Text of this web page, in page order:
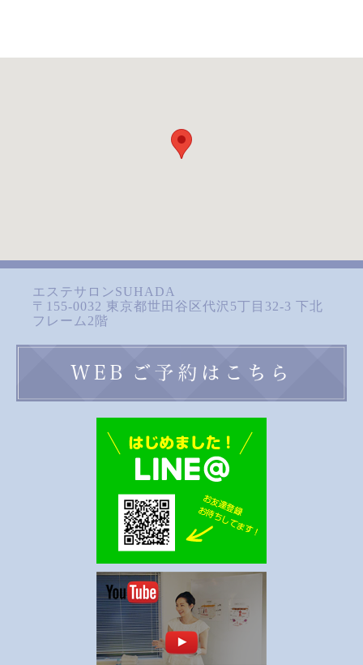
エステサロンSUHADA
〒155-0032 東京都世田谷区代沢5丁目32-3 下北
フレーム2階